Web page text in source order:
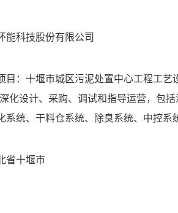
能科技股份有限公司
目：十堰市城区污泥处置中心工程工艺
化设计、采购、调试和指导运营，包
系统、干料仓系统、除臭系统、中控系
省十堰市